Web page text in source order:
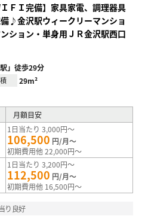
ＦＩ完備】家具家電、調理器具
♪金沢駅ウィークリーマンショ
ション・単身用ＪＲ金沢駅西口
」徒歩29分
29m²
月額目安
1日当たり 3,000円～
106,500 円/月～
初期費用他 22,000円～
1日当たり 3,200円～
112,500 円/月～
初期費用他 16,500円～
り良好